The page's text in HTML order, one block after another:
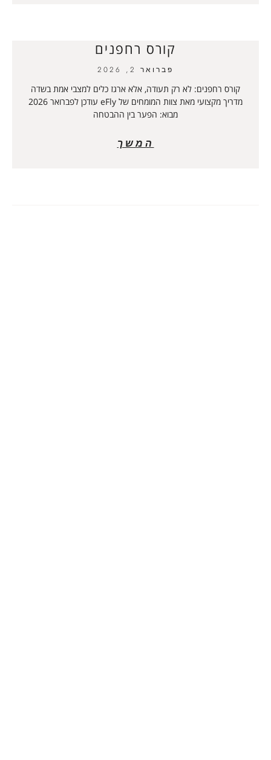
קורס רחפנים
פברואר 2, 2026
קורס רחפנים: לא רק תעודה, אלא ארגז כלים למצבי אמת בשדה
מדריך מקצועי מאת צוות המומחים של eFly עודכן לפברואר 2026
מבוא: הפער בין ההבטחה
המשך